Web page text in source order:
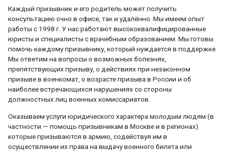
Каждый призывник и его родитель может получить
консультацию очно в офисе, так и удалённо. Мы имеем опыт
работы с 1998 г. У нас работают высококвалифицированные
юристы и специалисты с врачебным образованием. Мы готовы
помочь каждому призывнику, который нуждается в поддержке.
Мы ответим на вопросы о возможных болезнях,
препятствующих призыву, о действиях при незаконном
призыве в военкомат, о возрасте призыва в России и об
наиболее встречающихся нарушениях со стороны
должностных лиц военных комиссариатов.
Оказываем услуги юридического характера молодым людям (в
частности — помощь призывникам в Москве и в регионах)
которые призываются в армию, содействуя им в
осуществлении их права на выдачу военного билета или